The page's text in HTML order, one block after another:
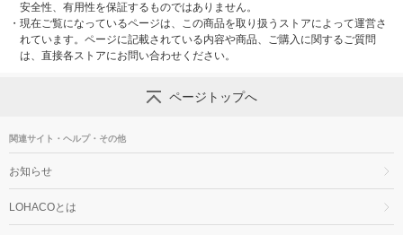
安全性、有用性を保証するものではありません。
・ 現在ご覧になっているページは、この商品を取り扱うストアによって運営さ
れています。ページに記載されている内容や商品、ご購入に関するご質問
は、直接各ストアにお問い合わせください。
ページトップへ
関連サイト・ヘルプ・その他
お知らせ
LOHACOとは